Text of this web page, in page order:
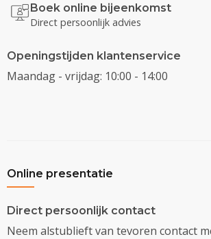
Boek online bijeenkomst
Direct persoonlijk advies
Openingstijden klantenservice
Maandag - vrijdag: 10:00 - 14:00
Online presentatie
Direct persoonlijk contact
Neem alstublieft van tevoren contact